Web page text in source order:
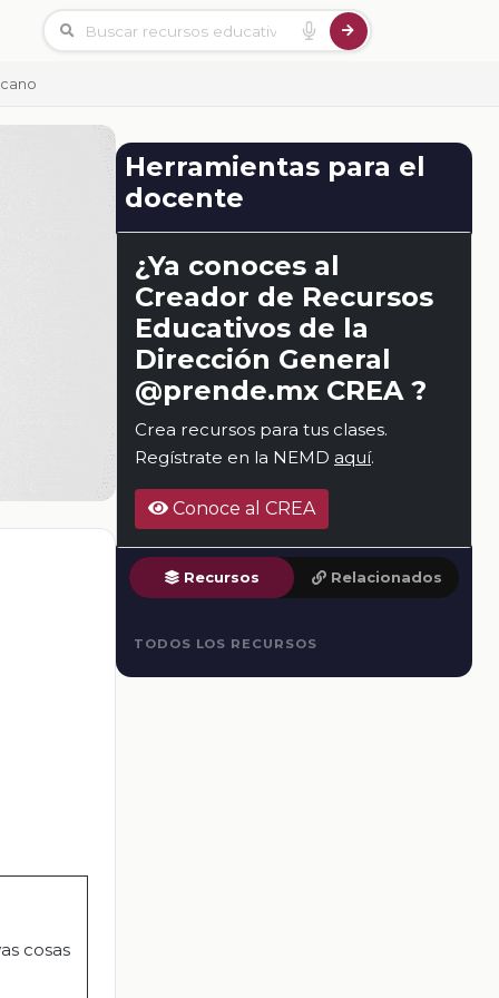
cosas
Herramientas para el
docente
¿Ya conoces al
Creador de Recursos
Educativos de la
Dirección General
@prende.mx CREA ?
Crea recursos para tus clases.
Regístrate en la NEMD aquí.
Conoce al CREA
Recursos Relacionados
TODOS LOS RECURSOS